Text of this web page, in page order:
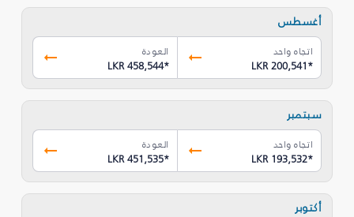
أغسطس
اتجاه واحد
LKR 200,541*
العودة
LKR 458,544*
سبتمبر
اتجاه واحد
LKR 193,532*
العودة
LKR 451,535*
أكتوبر